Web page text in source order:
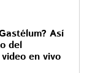
Así
del
en vivo